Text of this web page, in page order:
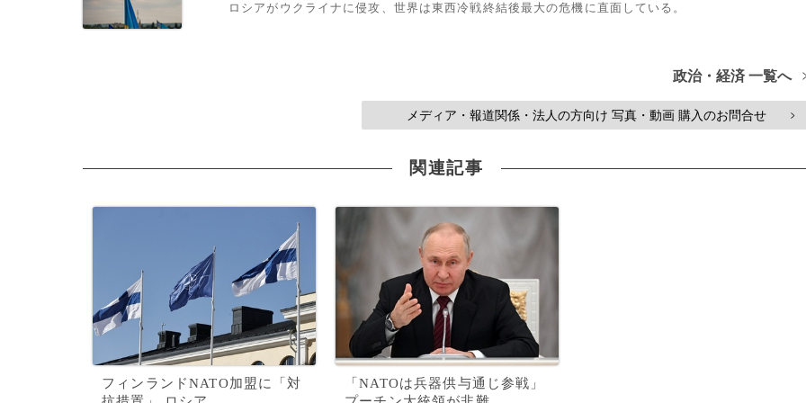
ロシアがウクライナに侵攻、世界は東西冷戦終結後最大の危機に直面している。
政治・経済 一覧へ
メディア・報道関係・法人の方向け 写真・動画 購入のお問合せ >
関連記事
フィンランドNATO加盟に「対
「NATOは兵器供与通じ参戦」